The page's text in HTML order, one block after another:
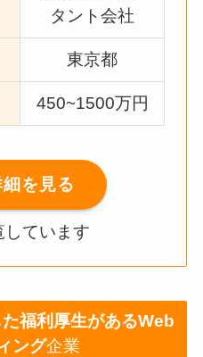
タント会社
東京都
450~1500万円
を見る
ています
た福利厚生があるWeb
ング企業